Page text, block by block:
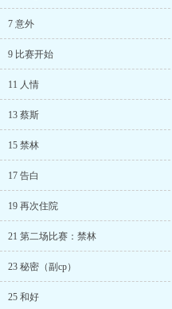
7 意外
9 比赛开始
11 人情
13 蔡斯
15 禁林
17 告白
19 再次住院
21 第二场比赛：禁林
23 秘密（副cp）
25 和好